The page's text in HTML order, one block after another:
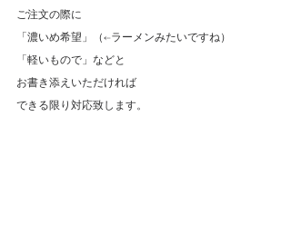
ご注文の際に
「濃いめ希望」（←ラーメンみたいですね）
「軽いもので」などと
お書き添えいただければ
できる限り対応致します。